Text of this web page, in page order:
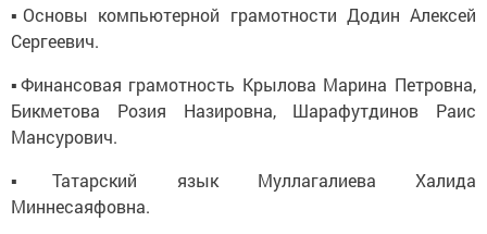
▪️Основы компьютерной грамотности Додин Алексей
Сергеевич.
▪️Финансовая грамотность Крылова Марина Петровна,
Бикметова Розия Назировна, Шарафутдинов Раис
Мансурович.
▪️Татарский язык Муллагалиева Халида
Миннесаяфовна.